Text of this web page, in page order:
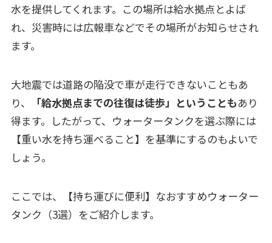
水を提供してくれます。この場所は給水拠点とよば
れ、災害時には広報車などでその場所がお知らせされ
ます。
大地震では道路の陥没で車が走行できないこともあ
り、
「給水拠点までの往復は徒歩」ということもあり
得ます。したがって、ウォータータンクを選ぶ際には
【重い水を持ち運べること】を基準にするのもよいで
しょう。
ここでは、【持ち運びに便利】なおすすめウォーター
タンク（3選）をご紹介します。